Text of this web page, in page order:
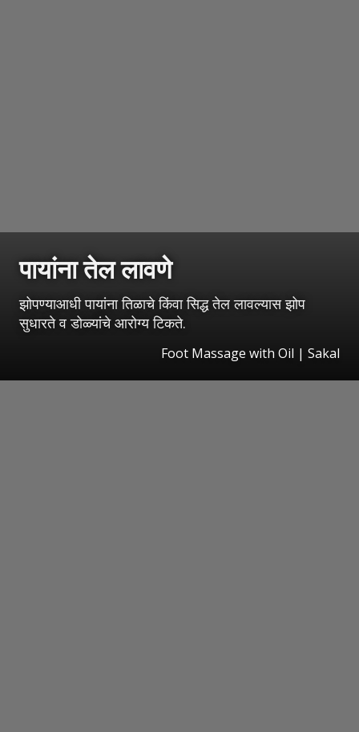
पायांना तेल लावणे
झोपण्याआधी पायांना तिळाचे किंवा सिद्ध तेल लावल्यास झोप
सुधारते व डोळ्यांचे आरोग्य टिकते.
Foot Massage with Oil | Sakal